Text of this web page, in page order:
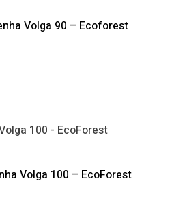
Volga 90 – Ecoforest
Volga 100 – EcoForest